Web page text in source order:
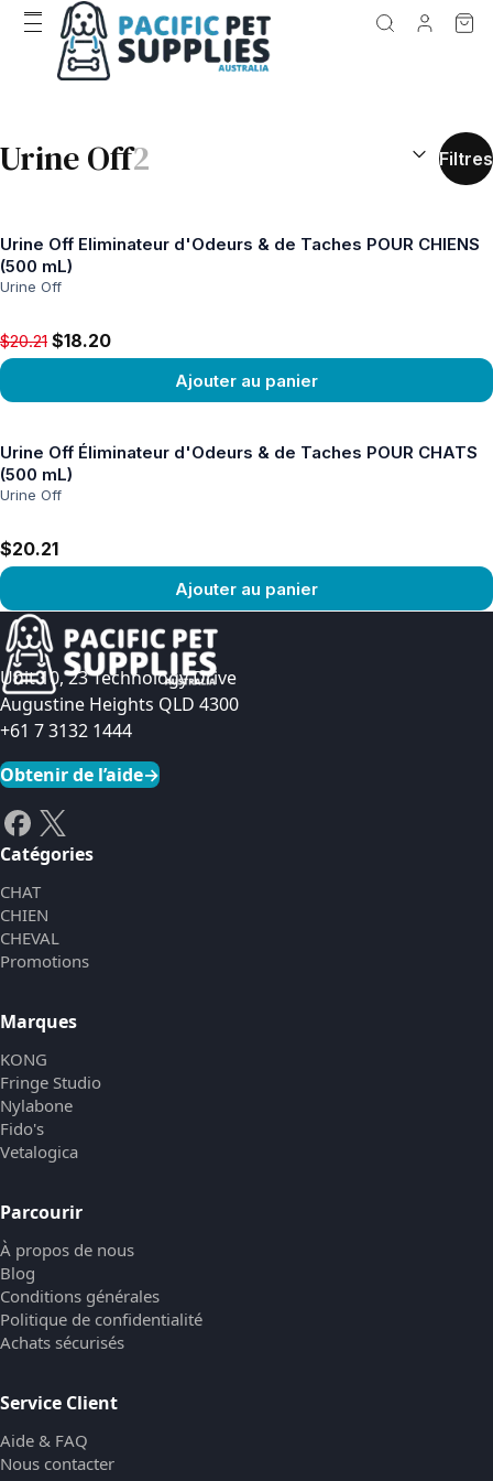
Urine Off2 RÉSULTATS
Filtres
Urine Off Eliminateur d'Odeurs & de Taches POUR CHIENS
(500 mL)
Urine Off
Original price $20.21, now $18.20
$20.21 $18.20
Ajouter au panier
Urine Off Éliminateur d'Odeurs & de Taches POUR CHATS
(500 mL)
Urine Off
$20.21
Ajouter au panier
Voir le produit
Unit 10, 23 Technology Drive
Augustine Heights QLD 4300
+61 7 3132 1444
Obtenir de l’aide→
Catégories
CHAT
CHIEN
CHEVAL
Promotions
Marques
KONG
Fringe Studio
Nylabone
Fido's
Vetalogica
Parcourir
À propos de nous
Blog
Conditions générales
Politique de confidentialité
Achats sécurisés
Service Client
Aide & FAQ
Nous contacter